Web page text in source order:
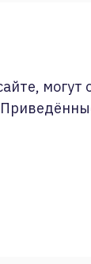
могут